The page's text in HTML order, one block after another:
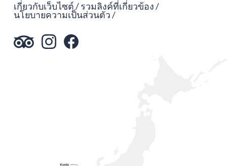
เกี่ยวกับเว็บไซต์ รวมลิงค์ที่เกี่ยวข้อง
นโยบายความเป็นส่วนตัว